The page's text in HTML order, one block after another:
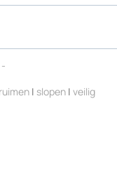
| slopen | veilig